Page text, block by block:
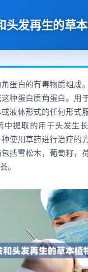
头发再生的草
蛋白的有毒物质组成
种蛋白质角蛋白。用
液体形式的任何形式
中提取的用于头发生
使用草药进行治疗的
括雪松木，葡萄籽，
。